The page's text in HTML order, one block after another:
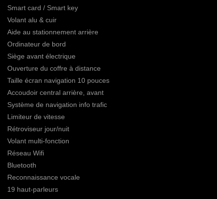
Smart card / Smart key
Volant alu & cuir
Aide au stationnement arrière
Ordinateur de bord
Siège avant électrique
Ouverture du coffre à distance
Taille écran navigation 10 pouces
Accoudoir central arrière, avant
Système de navigation info trafic
Limiteur de vitesse
Rétroviseur jour/nuit
Volant multi-fonction
Réseau Wifi
Bluetooth
Reconnaissance vocale
19 haut-parleurs